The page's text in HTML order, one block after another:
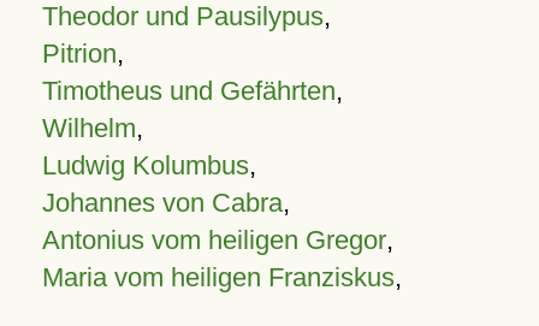
Theodor und Pausilypus,
Pitrion,
Timotheus und Gefährten,
Wilhelm,
Ludwig Kolumbus,
Johannes von Cabra,
Antonius vom heiligen Gregor,
Maria vom heiligen Franziskus,